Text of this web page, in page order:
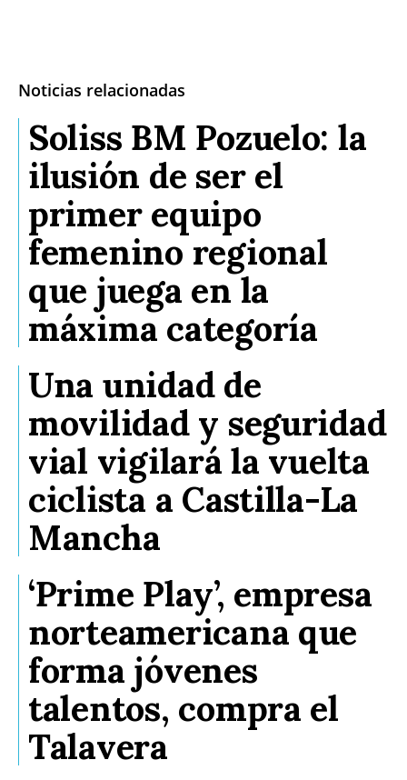
Noticias relacionadas
Soliss BM Pozuelo: la
ilusión de ser el
primer equipo
femenino regional
que juega en la
máxima categoría
Una unidad de
movilidad y seguridad
vial vigilará la vuelta
ciclista a Castilla-La
Mancha
‘Prime Play’, empresa
norteamericana que
forma jóvenes
talentos, compra el
Talavera